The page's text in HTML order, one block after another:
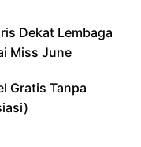
Dekat Lembaga
Miss June
Gratis Tanpa